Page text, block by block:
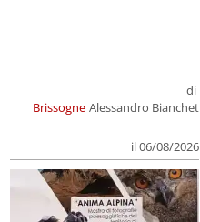
Brissogne
di
Alessandro Bianchet
il 06/08/2026